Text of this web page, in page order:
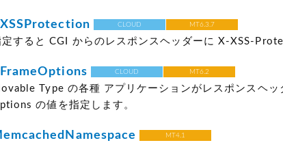
CLOUD MT6.3.7
定すると CGI からのレスポンスヘッダーに X-XSS-
CLOUD MT6.2
Type の各種 アプリケーションがレスポンスヘッ
の値を指定します。
MT4.1